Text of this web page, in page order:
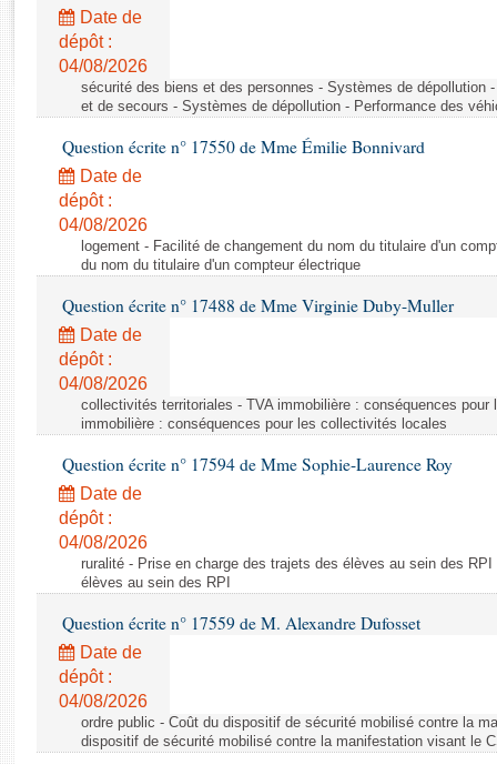
Rapports législatifs
Rapports sur l'application des lois
Baromètre de l’application des lois
Dossiers législatifs
Budget et sécurité sociale
Questions écrites et orales
Comptes rendus des débats
Date de
dépôt :
04/08/2026
sécurité des biens et des personnes - Systèmes de dépollution
et de secours - Systèmes de dépollution - Performance des
Question écrite n° 17550 de Mme Émilie Bonnivard
Date de
dépôt :
04/08/2026
logement - Facilité de changement du nom du titulaire d'un
du nom du titulaire d'un compteur électrique
Question écrite n° 17488 de Mme Virginie Duby-Muller
Date de
dépôt :
04/08/2026
collectivités territoriales - TVA immobilière : conséquences
immobilière : conséquences pour les collectivités locales
Question écrite n° 17594 de Mme Sophie-Laurence Roy
Date de
dépôt :
04/08/2026
ruralité - Prise en charge des trajets des élèves au sein des
élèves au sein des RPI
Question écrite n° 17559 de M. Alexandre Dufosset
Date de
dépôt :
04/08/2026
ordre public - Coût du dispositif de sécurité mobilisé contre la
dispositif de sécurité mobilisé contre la manifestation visant le